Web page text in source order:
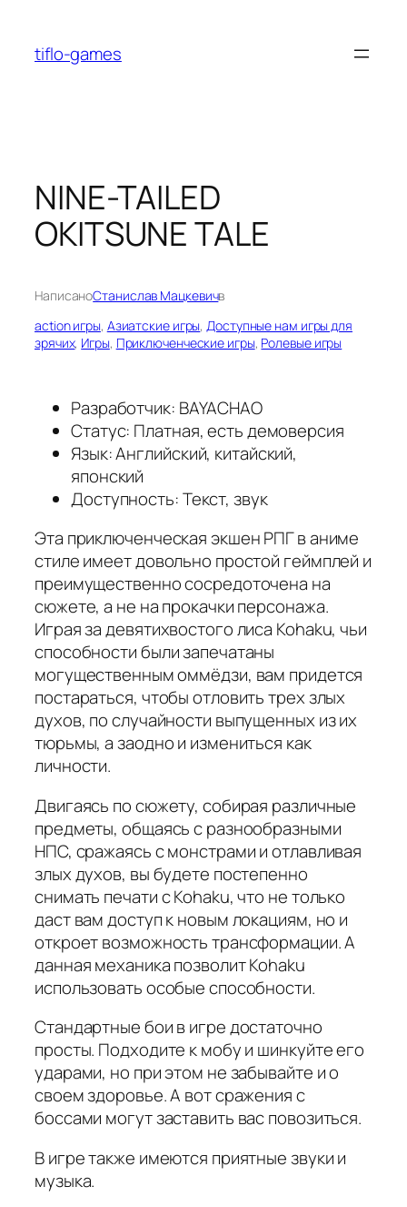
содержимому
tiflo-games
NINE-TAILED
OKITSUNE TALE
НаписаноСтанислав Мацкевичв
action игры, Азиатские игры, Доступные нам игры для
зрячих, Игры, Приключенческие игры, Ролевые игры
Разработчик: BAYACHAO
Статус: Платная, есть демоверсия
Язык: Английский, китайский,
японский
Доступность: Текст, звук
Эта приключенческая экшен РПГ в аниме
стиле имеет довольно простой геймплей и
преимущественно сосредоточена на
сюжете, а не на прокачки персонажа.
Играя за девятихвостого лиса Kohaku, чьи
способности были запечатаны
могущественным оммёдзи, вам придется
постараться, чтобы отловить трех злых
духов, по случайности выпущенных из их
тюрьмы, а заодно и измениться как
личности.
Двигаясь по сюжету, собирая различные
предметы, общаясь с разнообразными
НПС, сражаясь с монстрами и отлавливая
злых духов, вы будете постепенно
снимать печати с Kohaku, что не только
даст вам доступ к новым локациям, но и
откроет возможность трансформации. А
данная механика позволит Kohaku
использовать особые способности.
Стандартные бои в игре достаточно
просты. Подходите к мобу и шинкуйте его
ударами, но при этом не забывайте и о
своем здоровье. А вот сражения с
боссами могут заставить вас повозиться.
В игре также имеются приятные звуки и
музыка.